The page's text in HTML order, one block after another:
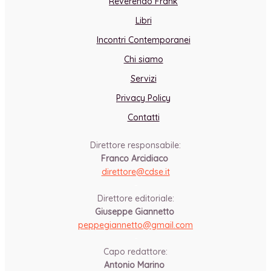
Libri
Incontri Contemporanei
Chi siamo
Servizi
Privacy Policy
Contatti
Direttore responsabile:
Franco Arcidiaco
direttore@cdse.it
Direttore editoriale:
Giuseppe Giannetto
peppegiannetto@gmail.com
Capo redattore:
Antonio Marino